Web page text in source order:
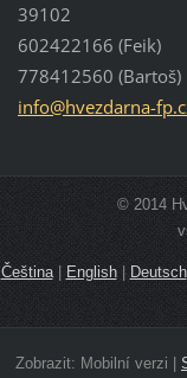
39102
602422166 (Feik)
778412560 (Bartoš)
info@hvezdarna-f
© 2014
Čeština| English|Deutsch
Zobrazit: Mobilní verzi